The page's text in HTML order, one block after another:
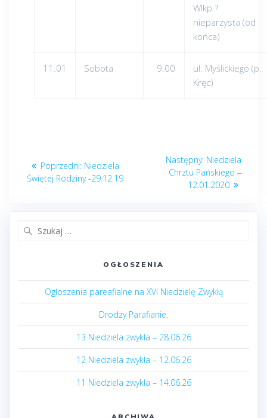
Wlkp ?
nieparzysta (od
końca)
11.01 Sobota 9.00
ul. Myślickiego (p.
Kręc)
wpisu
Poprzedni: Poprzedni
post:
Niedziela
Świętej Rodziny -29.12.19
Następny: Następny
post:
Niedziela
Chrztu Pańskiego –
12.01.2020
OGŁOSZENIA
Ogłoszenia pareafialne na XVI Niedzielę Zwykłą
Drodzy Parafianie.
13 Niedziela zwykła – 28.06.26
12 Niedziela zwykła – 12.06.26
11 Niedziela zwykła – 14.06.26